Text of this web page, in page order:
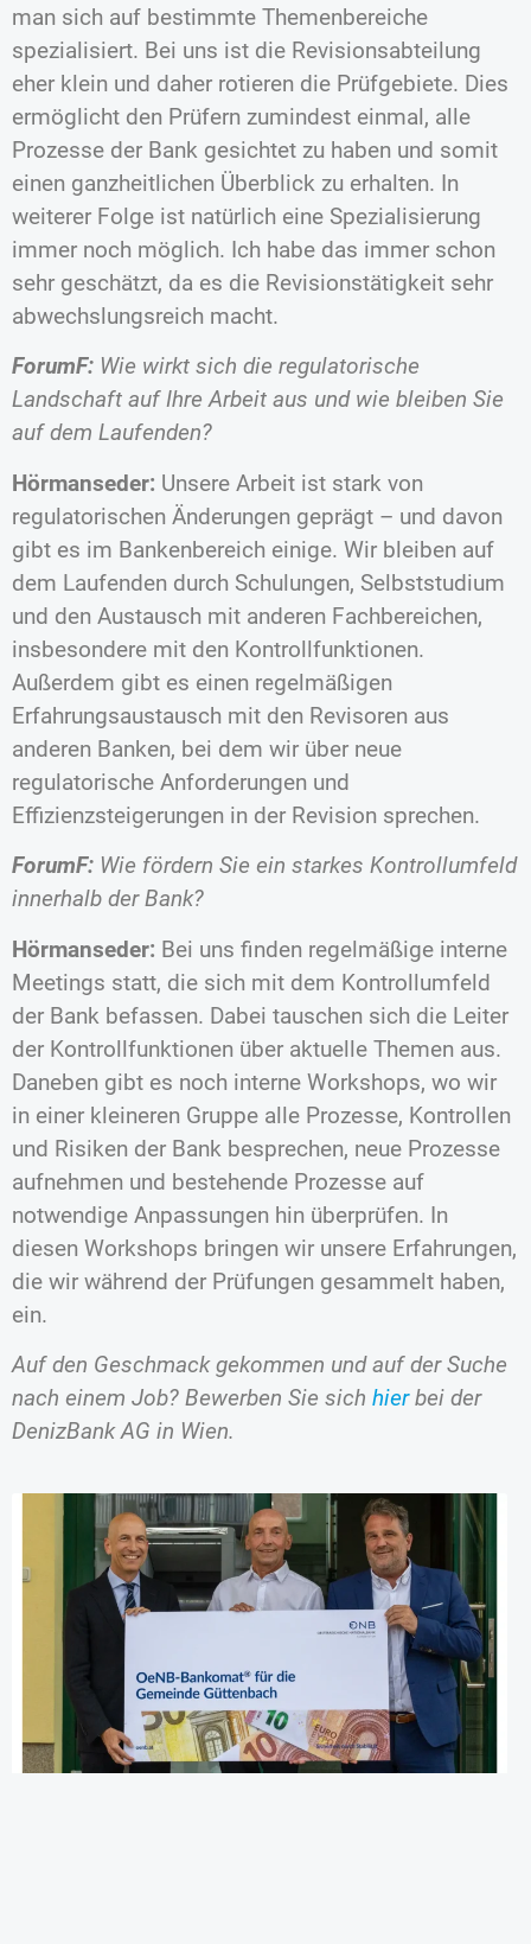
man sich auf bestimmte Themenbereiche
spezialisiert. Bei uns ist die Revisionsabteilung
eher klein und daher rotieren die Prüfgebiete. Dies
ermöglicht den Prüfern zumindest einmal, alle
Prozesse der Bank gesichtet zu haben und somit
einen ganzheitlichen Überblick zu erhalten. In
weiterer Folge ist natürlich eine Spezialisierung
immer noch möglich. Ich habe das immer schon
sehr geschätzt, da es die Revisionstätigkeit sehr
abwechslungsreich macht.
ForumF: Wie wirkt sich die regulatorische
Landschaft auf Ihre Arbeit aus und wie bleiben Sie
auf dem Laufenden?
Hörmanseder: Unsere Arbeit ist stark von
regulatorischen Änderungen geprägt – und davon
gibt es im Bankenbereich einige. Wir bleiben auf
dem Laufenden durch Schulungen, Selbststudium
und den Austausch mit anderen Fachbereichen,
insbesondere mit den Kontrollfunktionen.
Außerdem gibt es einen regelmäßigen
Erfahrungsaustausch mit den Revisoren aus
anderen Banken, bei dem wir über neue
regulatorische Anforderungen und
Effizienzsteigerungen in der Revision sprechen.
ForumF: Wie fördern Sie ein starkes Kontrollumfeld
innerhalb der Bank?
Hörmanseder: Bei uns finden regelmäßige interne
Meetings statt, die sich mit dem Kontrollumfeld
der Bank befassen. Dabei tauschen sich die Leiter
der Kontrollfunktionen über aktuelle Themen aus.
Daneben gibt es noch interne Workshops, wo wir
in einer kleineren Gruppe alle Prozesse, Kontrollen
und Risiken der Bank besprechen, neue Prozesse
aufnehmen und bestehende Prozesse auf
notwendige Anpassungen hin überprüfen. In
diesen Workshops bringen wir unsere Erfahrungen,
die wir während der Prüfungen gesammelt haben,
ein.
Auf den Geschmack gekommen und auf der Suche
nach einem Job? Bewerben Sie sich hierbei der
DenizBank AG in Wien.